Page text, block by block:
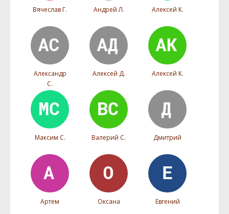
Вячеслав Г. Андрей Л. Алексей К.
Александр
С.
Алексей Д. Алексей К.
Максим С. Валерий С. Дмитрий
Артем Оксана Евгений